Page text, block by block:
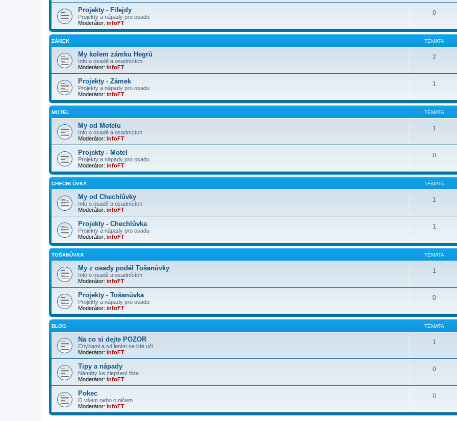
Projekty - Fifejdy
Projekty a nápady pro osadu
Moderátor: infoFT
0
ZÁMEK TÉMATA
My kolem zámku Hegrů
Info o osadě a osadnících
Moderátor: infoFT
2
Projekty - Zámek
Projekty a nápady pro osadu
Moderátor: infoFT
1
MOTEL TÉMATA
My od Motelu
Info o osadě a osadnících
Moderátor: infoFT
1
Projekty - Motel
Projekty a nápady pro osadu
Moderátor: infoFT
0
CHECHLŮVKA TÉMATA
My od Chechlůvky
Info o osadě a osadnících
Moderátor: infoFT
1
Projekty - Chechlůvka
Projekty a nápady pro osadu
Moderátor: infoFT
1
TOŠANŮVKA TÉMATA
My z osady podél Tošanůvky
Info o osadě a osadnících
Moderátor: infoFT
1
Projekty - Tošanůvka
Projekty a nápady pro osadu
Moderátor: infoFT
0
BLOG TÉMATA
Na co si dejte POZOR
Chybami a sdílením se lidé učí
Moderátor: infoFT
1
Tipy a nápady
Náměty ke zlepšení fóra
Moderátor: infoFT
0
Pokec
O všem nebo o ničem
Moderátor: infoFT
0